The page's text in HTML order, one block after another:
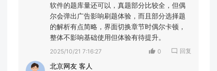
软件的题库量还可以，真题部分比较全，但偶
尔会弹出广告影响刷题体验，而且部分选择题
的解析有点简略，界面切换章节时偶尔卡顿，
整体不影响基础使用但体验有待提升。
2025/10/21 7:16:27 0 回复
北京网友 客人